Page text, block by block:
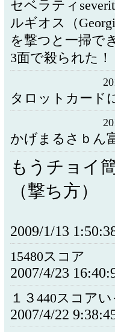
セベラティ
ルギオス（
を撃つと一掃で
3面で殺られた！
タロットカード
かげまるさｂん
もうチョイ
（撃ち方）
2009/1/13
15480スコア
2007/4/23
１３440スコアい
2007/4/22